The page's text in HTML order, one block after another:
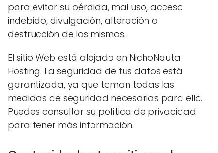
para evitar su pérdida, mal uso, acceso
indebido, divulgación, alteración o
destrucción de los mismos.
El sitio Web está alojado en NichoNauta
Hosting. La seguridad de tus datos está
garantizada, ya que toman todas las
medidas de seguridad necesarias para ello.
Puedes consultar su política de privacidad
para tener más información.